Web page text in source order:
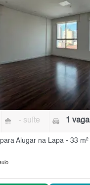
- suíte 1 vaga
Alugar na Lapa - 33 m²